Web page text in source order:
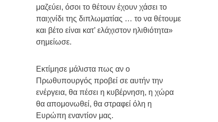
μαζεύει, όσοι το θέτουν έχουν χάσει το
παιχνίδι της διπλωματίας … το να θέτουμε
και βέτο είναι κατ’ ελάχιστον ηλιθιότητα»
σημείωσε.
Εκτίμησε μάλιστα πως αν ο
Πρωθυπουργός προβεί σε αυτήν την
ενέργεια, θα πέσει η κυβέρνηση, η χώρα
θα απομονωθεί, θα στραφεί όλη η
Ευρώπη εναντίον μας.